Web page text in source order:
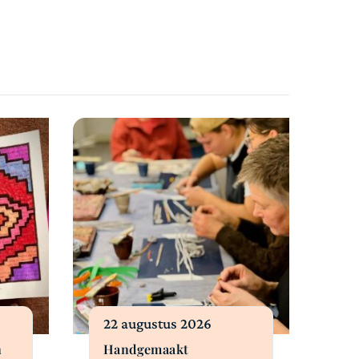
22 augustus 2026
Handgemaakt